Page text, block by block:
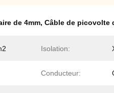
de 4mm, Câble de picovolte
Isolation:
Conducteur: